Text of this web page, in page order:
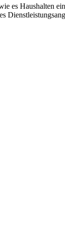
es Haushalten